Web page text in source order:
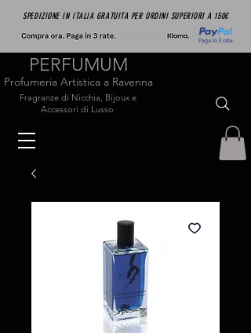
PERFUMUM
Profumeria Artistica a Ravenna
Fragranze di Nicchia, Bijoux e
Accessori di Lusso
SPEDIZIONE IN ITALIA GRATUITA PER ORDINI SUPERIORI A 150€